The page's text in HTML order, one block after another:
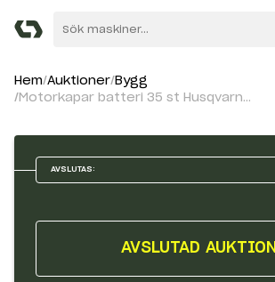
Hem Auktioner Bygg
Motorkapar batteri 35 st Husqvarna K535i
AVSLUTAS:
AVSLUTAD AUKTION